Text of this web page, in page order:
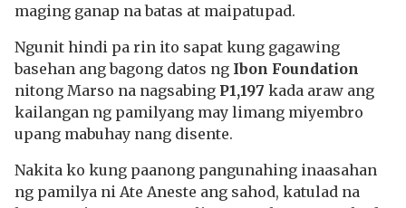
maging ganap na batas at maipatupad.
Ngunit hindi pa rin ito sapat kung gagawing
basehan ang bagong datos ng Ibon Foundation
nitong Marso na nagsabing P1,197 kada araw ang
kailangan ng pamilyang may limang miyembro
upang mabuhay nang disente.
Nakita ko kung paanong pangunahing inaasahan
ng pamilya ni Ate Aneste ang sahod, katulad na